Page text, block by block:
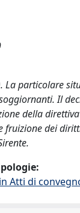
La particolare
Il
della
fruizione dei
Atti di